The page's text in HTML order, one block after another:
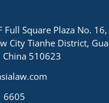
Full Square Plaza No.
City Tianhe District,
China 510623
6605